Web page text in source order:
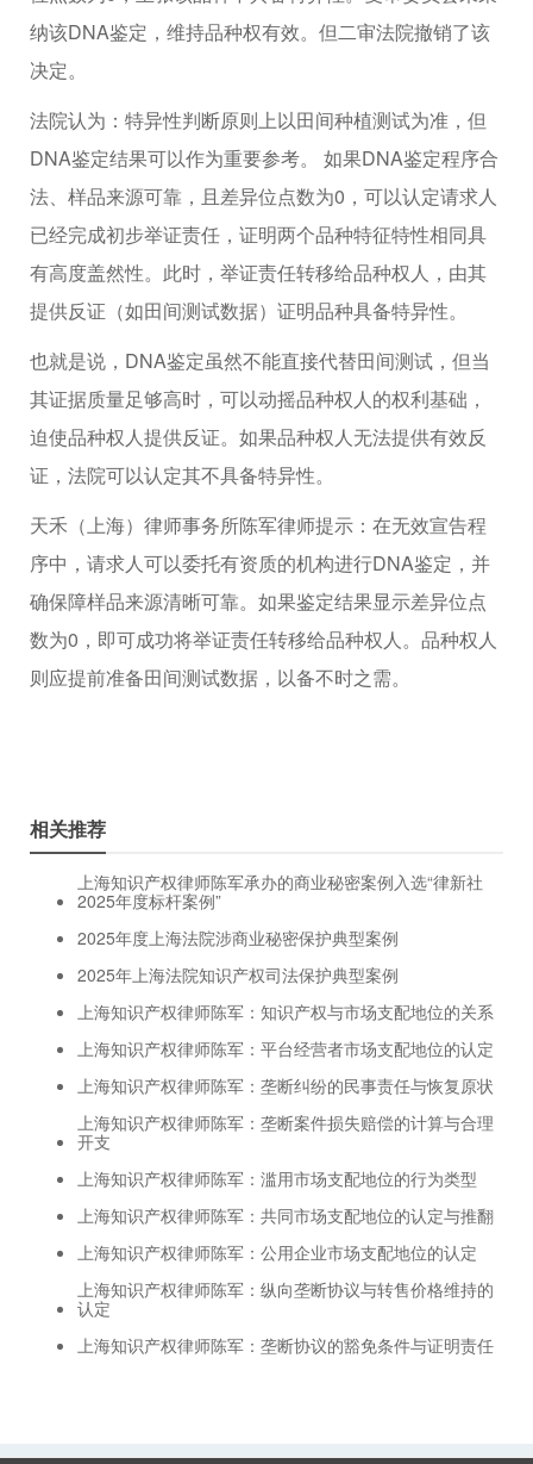
纳该DNA鉴定，维持品种权有效。但二审法院撤销了该
决定。
法院认为：特异性判断原则上以田间种植测试为准，但
DNA鉴定结果可以作为重要参考。 如果DNA鉴定程序合
法、样品来源可靠，且差异位点数为0，可以认定请求人
已经完成初步举证责任，证明两个品种特征特性相同具
有高度盖然性。此时，举证责任转移给品种权人，由其
提供反证（如田间测试数据）证明品种具备特异性。
也就是说，DNA鉴定虽然不能直接代替田间测试，但当
其证据质量足够高时，可以动摇品种权人的权利基础，
迫使品种权人提供反证。如果品种权人无法提供有效反
证，法院可以认定其不具备特异性。
天禾（上海）律师事务所陈军律师提示：在无效宣告程
序中，请求人可以委托有资质的机构进行DNA鉴定，并
确保障样品来源清晰可靠。如果鉴定结果显示差异位点
数为0，即可成功将举证责任转移给品种权人。品种权人
则应提前准备田间测试数据，以备不时之需。
相关推荐
上海知识产权律师陈军承办的商业秘密案例入选“律新社
2025年度标杆案例”
2025年度上海法院涉商业秘密保护典型案例
2025年上海法院知识产权司法保护典型案例
上海知识产权律师陈军：知识产权与市场支配地位的关系
上海知识产权律师陈军：平台经营者市场支配地位的认定
上海知识产权律师陈军：垄断纠纷的民事责任与恢复原状
上海知识产权律师陈军：垄断案件损失赔偿的计算与合理
开支
上海知识产权律师陈军：滥用市场支配地位的行为类型
上海知识产权律师陈军：共同市场支配地位的认定与推翻
上海知识产权律师陈军：公用企业市场支配地位的认定
上海知识产权律师陈军：纵向垄断协议与转售价格维持的
认定
上海知识产权律师陈军：垄断协议的豁免条件与证明责任